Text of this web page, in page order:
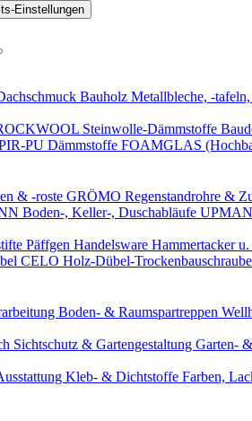
Einstellungen
Bauholz Metallbleche, -
Steinwolle-Dämmstoffe
PU Dämmstoffe FOAMGLAS
& -roste GRÖMO Regenstandrohre &
Boden-, Keller-, Duschabläufe
Päffgen Handelsware Hammertacker
CELO Holz-Dübel-
Boden- & Raumspartreppen
Sichtschutz & Gartengestaltung Garten-
Kleb- & Dichtstoffe Farben,